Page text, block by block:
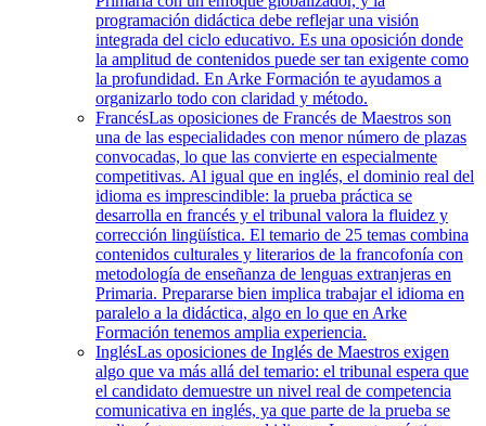
programación didáctica debe reflejar una visión
integrada del ciclo educativo. Es una oposición donde
la amplitud de contenidos puede ser tan exigente como
la profundidad. En Arke Formación te ayudamos a
organizarlo todo con claridad y método.
FrancésLas oposiciones de Francés de Maestros son
una de las especialidades con menor número de plazas
convocadas, lo que las convierte en especialmente
competitivas. Al igual que en inglés, el dominio real del
idioma es imprescindible: la prueba práctica se
desarrolla en francés y el tribunal valora la fluidez y
corrección lingüística. El temario de 25 temas combina
contenidos culturales y literarios de la francofonía con
metodología de enseñanza de lenguas extranjeras en
Primaria. Prepararse bien implica trabajar el idioma en
paralelo a la didáctica, algo en lo que en Arke
Formación tenemos amplia experiencia.
InglésLas oposiciones de Inglés de Maestros exigen
algo que va más allá del temario: el tribunal espera que
el candidato demuestre un nivel real de competencia
comunicativa en inglés, ya que parte de la prueba se